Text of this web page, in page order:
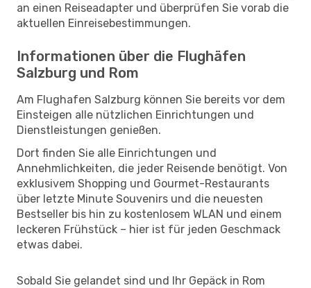
an einen Reiseadapter und überprüfen Sie vorab die
aktuellen Einreisebestimmungen.
Informationen über die Flughäfen
Salzburg und Rom
Am Flughafen Salzburg können Sie bereits vor dem
Einsteigen alle nützlichen Einrichtungen und
Dienstleistungen genießen.
Dort finden Sie alle Einrichtungen und
Annehmlichkeiten, die jeder Reisende benötigt. Von
exklusivem Shopping und Gourmet-Restaurants
über letzte Minute Souvenirs und die neuesten
Bestseller bis hin zu kostenlosem WLAN und einem
leckeren Frühstück – hier ist für jeden Geschmack
etwas dabei.
Sobald Sie gelandet sind und Ihr Gepäck in Rom